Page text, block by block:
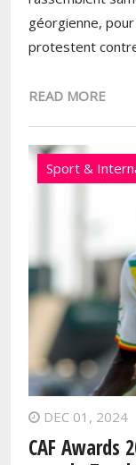
géorgienne,
protestent
READ MORE
Sport &
DEC 01, 2024
CAF Awards